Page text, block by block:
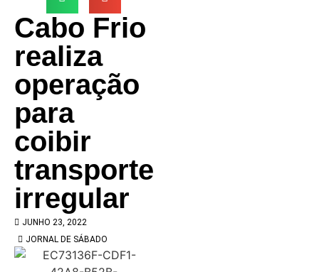
Cabo Frio
realiza
operação
para
coibir
transporte
irregular
JUNHO 23, 2022
JORNAL DE SÁBADO